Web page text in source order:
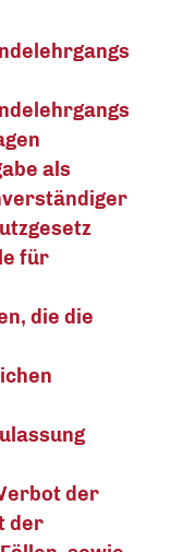
als
für
die die
der
der